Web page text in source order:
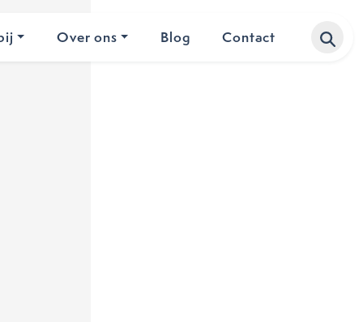
Over ons Blog Contact